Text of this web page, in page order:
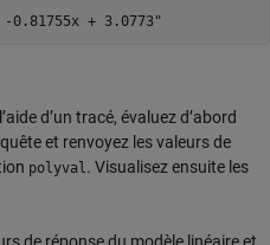
d’un tracé, évaluez d’abord
et renvoyez les valeurs de
polyval. Visualisez ensuite les